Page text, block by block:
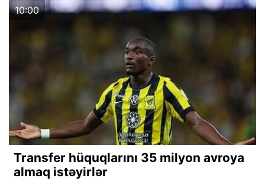
10:00
Transfer hüquqlarını 35 milyon avroya
almaq istəyirlər